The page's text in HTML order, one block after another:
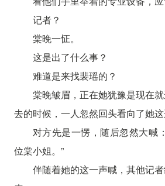
记者？
棠晚一怔。
这是出了什么事？
难道是来找裴瑶的？
棠晚皱眉，正在她犹豫是现在
去的时候，一人忽然回头看向了她这
对方先是一愣，随后忽然大喊
位棠小姐。”
伴随着她的这一声喊，其他记